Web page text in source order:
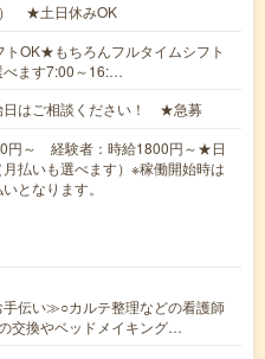
） ★土日休みOK
OK★もちろんフルタイムシフト
ます7:00～16:…
日はご相談ください！ ★急募
円～ 経験者：時給1800円～★日
払いも選べます）※稼働開始時は
となります。
伝い≫○カルテ整理などの看護師
交換やベッドメイキング…